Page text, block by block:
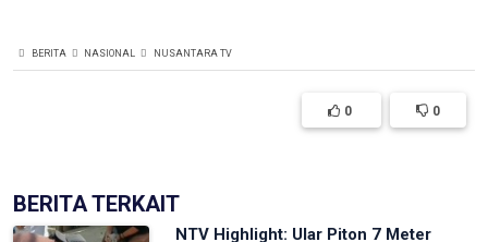
BERITA NASIONAL NUSANTARA TV
0 0
BERITA TERKAIT
NTV Highlight: Ular Piton 7 Meter